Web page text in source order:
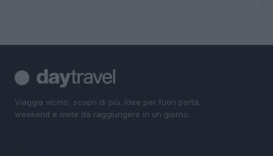
Viaggia vicino, scopri di più. Idee per fuori porta,
weekend e mete da raggiungere in un giorno.